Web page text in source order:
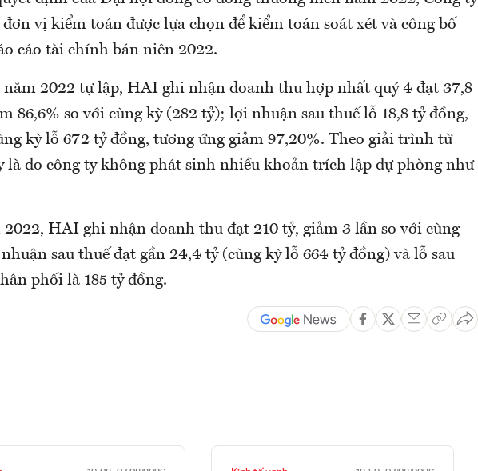
vị kiểm toán được lựa chọn để kiểm toán soát xét và công bố
cáo tài chính bán niên 2022.
năm 2022 tự lập, HAI ghi nhận doanh thu hợp nhất quý 4 đạt 37,8
86,6% so với cùng kỳ (282 tỷ); lợi nhuận sau thuế lỗ 18,8 tỷ đồng,
kỳ lỗ 672 tỷ đồng, tương ứng giảm 97,20%. Theo giải trình từ
là do công ty không phát sinh nhiều khoản trích lập dự phòng như
2022, HAI ghi nhận doanh thu đạt 210 tỷ, giảm 3 lần so với cùng
sau thuế đạt gần 24,4 tỷ (cùng kỳ lỗ 664 tỷ đồng) và lỗ sau
phối là 185 tỷ đồng.